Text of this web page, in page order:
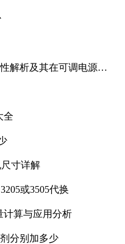
解析及其在可调电源设
全
寸详解
或3505代换
计算与应用分析
分别加多少